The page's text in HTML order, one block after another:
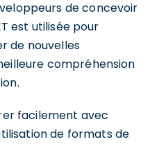
de concevoir
est utilisée pour
de nouvelles
compréhension
facilement avec
de formats de